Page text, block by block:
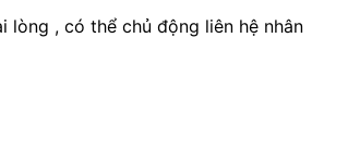
lòng , có thể chủ động liên hệ nhân